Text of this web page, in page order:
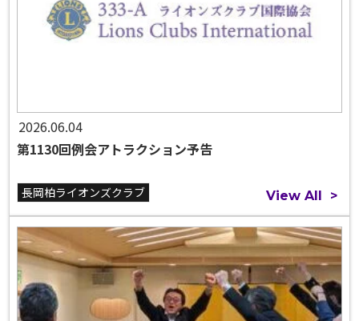
2026.06.04
第1130回例会アトラクション予告
長岡柏ライオンズクラブ View All >